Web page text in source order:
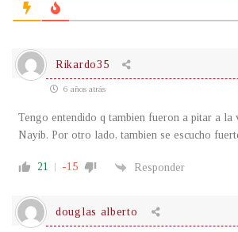
Rikardo35
6 años atrás
Tengo entendido q tambien fueron a pitar a la
Nayib. Por otro lado, tambien se escucho
21 -15 Responder
douglas alberto